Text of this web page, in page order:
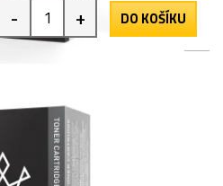
- + DO KOŠÍKU